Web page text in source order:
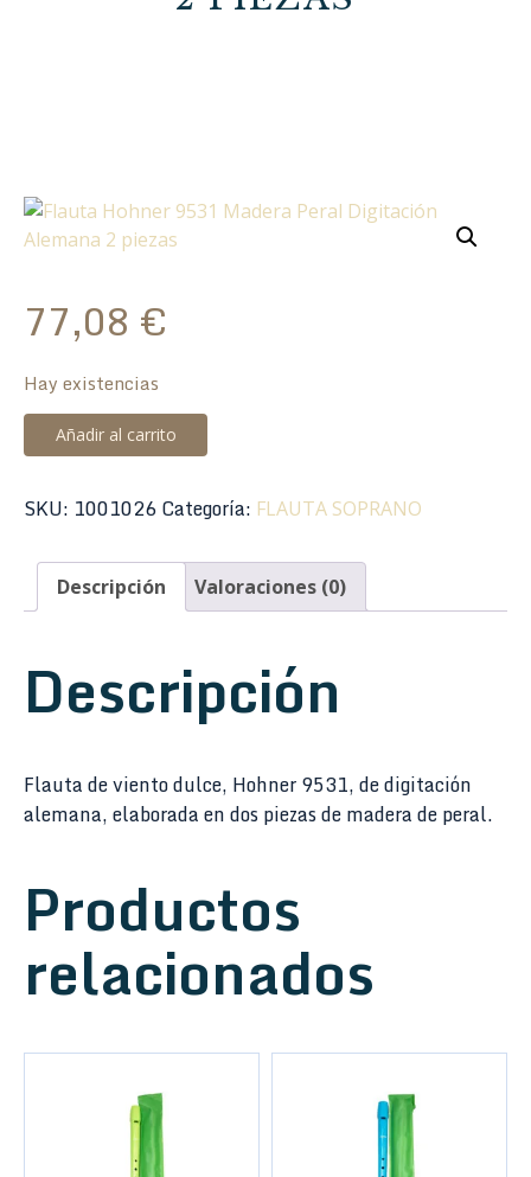
77,08 €
Hay existencias
Flauta
Hohner
Madera
Digitación
Alemana
piezas
cantidad
Añadir al carrito
SKU: 1001026Categoría: FLAUTA SOPRANO
Descripción Valoraciones (0)
Descripción
Flauta de viento dulce, Hohner 9531, de digitación
alemana, elaborada en dos piezas de madera de peral.
Productos
relacionados